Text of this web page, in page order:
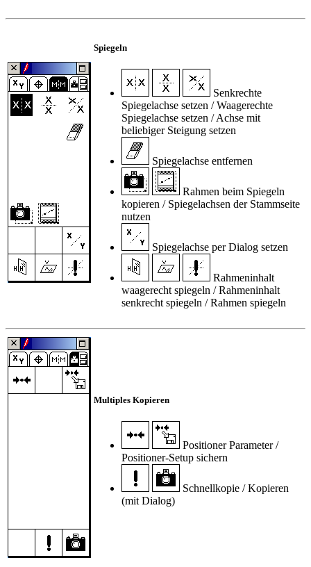
Spiegeln
Senkrechte
Spiegelachse setzen / Waagerechte
Spiegelachse setzen / Achse mit
beliebiger Steigung setzen
Spiegelachse entfernen
Rahmen beim Spiegeln
kopieren / Spiegelachsen der Stammseite
nutzen
Spiegelachse per Dialog setzen
Rahmeninhalt
waagerecht spiegeln / Rahmeninhalt
senkrecht spiegeln / Rahmen spiegeln
Multiples Kopieren
Positioner Parameter /
Positioner-Setup sichern
Schnellkopie / Kopieren
(mit Dialog)